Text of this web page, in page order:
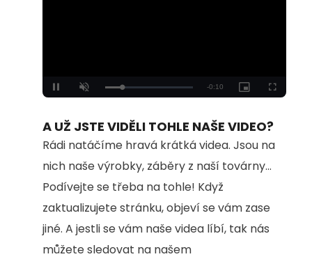
Unmute Loaded:
100.00%
A UŽ JSTE VIDĚLI TOHLE NAŠE VIDEO?
Rádi natáčíme hravá krátká videa. Jsou na
nich naše výrobky, záběry z naší továrny...
Podívejte se třeba na tohle! Když
zaktualizujete stránku, objeví se vám zase
jiné. A jestli se vám naše videa líbí, tak nás
můžete sledovat na našem